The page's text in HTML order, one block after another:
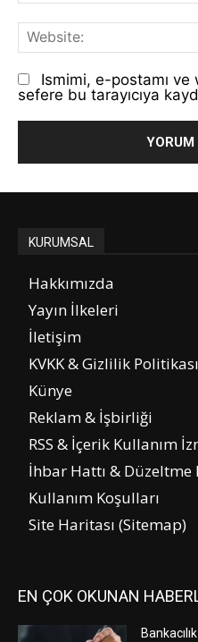
Ismimi, e-postamı
sefere bu tarayıcıya
KURUMSAL
Hakkımızda
Yayın İlkeleri
İletişim
KVKK & Gizlilik Politikası
Künye
Reklam & İşbirliği
RSS & İçerik Kullanım
İhbar Hattı & Düzeltme
Kullanım Koşulları
Site Haritası (Sitemap)
EN ÇOK OKUNAN